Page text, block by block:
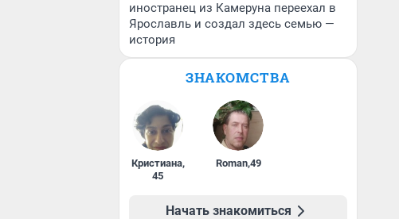
иностранец из Камеруна переехал в
Ярославль и создал здесь семью —
история
ЗНАКОМСТВА
Кристиана,
45
Roman,49
Начать знакомиться